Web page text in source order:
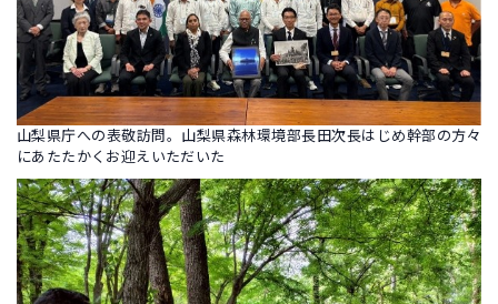
山梨県庁への表敬訪問。山梨県森林環境部長田次長はじめ幹部の方々
にあたたかくお迎えいただいた